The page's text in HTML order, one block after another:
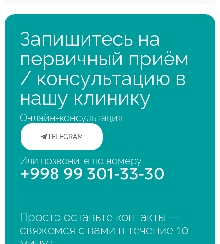
Запишитесь на
первичный приём
/ консультацию в
нашу клинику
Онлайн-консультация
TELEGRAM
Или позвоните по номеру
+998 99 301-33-30
Просто оставьте контакты —
свяжемся с вами в течение 10